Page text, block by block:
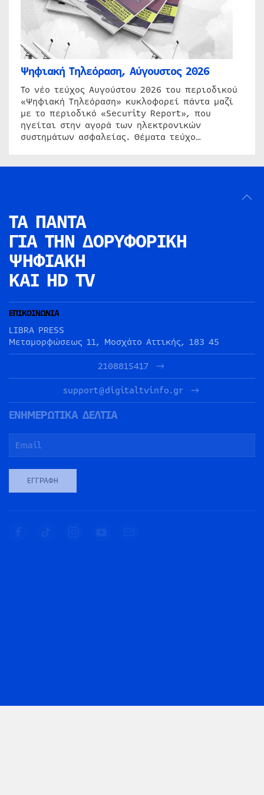
Ψηφιακή Τηλεόραση, Αύγουστος 2026
Το νέο τεύχος Αυγούστου 2026 του περιοδικού
«Ψηφιακή Τηλεόραση» κυκλοφορεί πάντα μαζί
με το περιοδικό «Security Report», που
ηγείται στην αγορά των ηλεκτρονικών
συστημάτων ασφαλείας. Θέματα τεύχο…
ΤΑ ΠΑΝΤΑ
ΓΙΑ ΤΗΝ ΔΟΡΥΦΟΡΙΚΗ
ΨΗΦΙΑΚΗ
ΚΑΙ HD TV
ΕΠΙΚΟΙΝΩΝΙΑ
LIBRA PRESS
Μεταμορφώσεως 11, Μοσχάτο Αττικής, 183 45
2108815417
support@digitaltvinfo.gr
ΕΝΗΜΕΡΩΤΙΚΑ ΔΕΛΤΙΑ
ΕΓΓΡΑΦΉ